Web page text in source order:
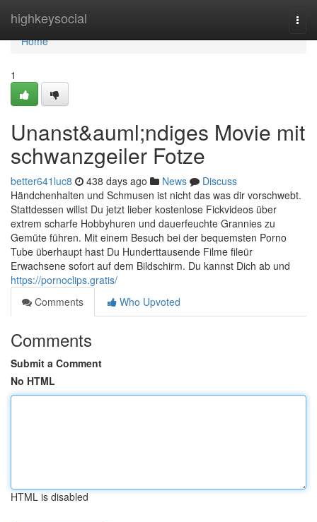
highkeysocial
Home
Home
1
Unanst&auml;ndiges Movie mit
schwanzgeiler Fotze
better641luc8 438 days ago News
Discuss
Händchenhalten und Schmusen ist nicht das was dir vorschwebt.
Stattdessen willst Du jetzt lieber kostenlose Fickvideos über
extrem scharfe Hobbyhuren und dauerfeuchte Grannies zu
Gemüte führen. Mit einem Besuch bei der bequemsten Porno
Tube überhaupt hast Du Hunderttausende Filme fileür
Erwachsene sofort auf dem Bildschirm. Du kannst Dich ab und
https://pornoclips.gratis/
Comments
Who Upvoted
Comments
Submit a Comment
No HTML
HTML is disabled